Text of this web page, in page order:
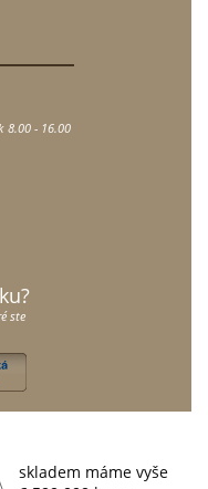
8.00 - 16.00
ste
skladem máme vyše